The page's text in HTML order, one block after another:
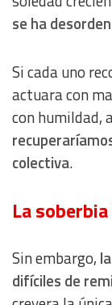
se ha
Si cada uno
actuara con
con humildad,
colectiva.
La
Sin embargo,
difíciles de
Measure
of data from
Develop and
Use limited
IAB Special Features:
Identify